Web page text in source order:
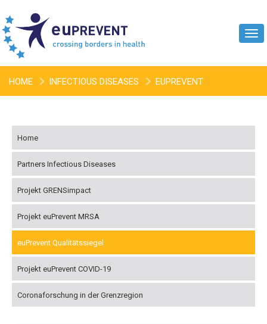
HOME INFECTIOUS DISEASES EUPREVENT
Home
Partners Infectious Diseases
Projekt GRENSimpact
Projekt euPrevent MRSA
euPrevent Qualitätssiegel
Projekt euPrevent COVID-19
Coronaforschung in der Grenzregion